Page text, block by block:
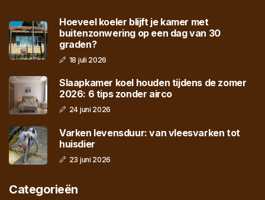
Hoeveel koeler blijft je kamer met
buitenzonwering op een dag van 30
graden?
18 juli 2026
Slaapkamer koel houden tijdens de zomer
2026: 6 tips zonder airco
24 juni 2026
Varken levensduur: van vleesvarken tot
huisdier
23 juni 2026
Categorieën